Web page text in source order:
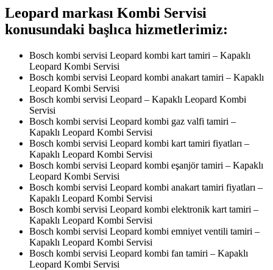
Leopard markası Kombi Servisi
konusundaki başlıca hizmetlerimiz:
Bosch kombi servisi Leopard kombi kart tamiri – Kapaklı
Leopard Kombi Servisi
Bosch kombi servisi Leopard kombi anakart tamiri – Kapaklı
Leopard Kombi Servisi
Bosch kombi servisi Leopard – Kapaklı Leopard Kombi
Servisi
Bosch kombi servisi Leopard kombi gaz valfi tamiri –
Kapaklı Leopard Kombi Servisi
Bosch kombi servisi Leopard kombi kart tamiri fiyatları –
Kapaklı Leopard Kombi Servisi
Bosch kombi servisi Leopard kombi eşanjör tamiri – Kapaklı
Leopard Kombi Servisi
Bosch kombi servisi Leopard kombi anakart tamiri fiyatları –
Kapaklı Leopard Kombi Servisi
Bosch kombi servisi Leopard kombi elektronik kart tamiri –
Kapaklı Leopard Kombi Servisi
Bosch kombi servisi Leopard kombi emniyet ventili tamiri –
Kapaklı Leopard Kombi Servisi
Bosch kombi servisi Leopard kombi fan tamiri – Kapaklı
Leopard Kombi Servisi